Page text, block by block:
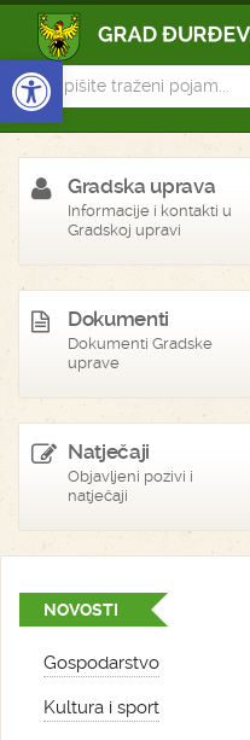
Open toolbar
Gradska uprava
Informacije i kontakti u
Gradskoj upravi
Dokumenti
Dokumenti Gradske
uprave
Natječaji
Objavljeni pozivi i
natječaji
NOVOSTI
Gospodarstvo
Kultura i sport